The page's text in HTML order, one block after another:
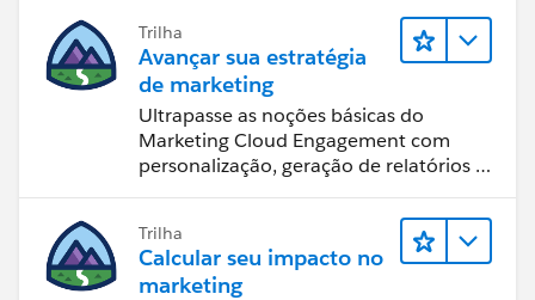
Trilha
Avançar sua estratégia
de marketing
Ultrapasse as noções básicas do
Marketing Cloud Engagement com
personalização, geração de relatórios e
Trilha
Calcular seu impacto no
marketing